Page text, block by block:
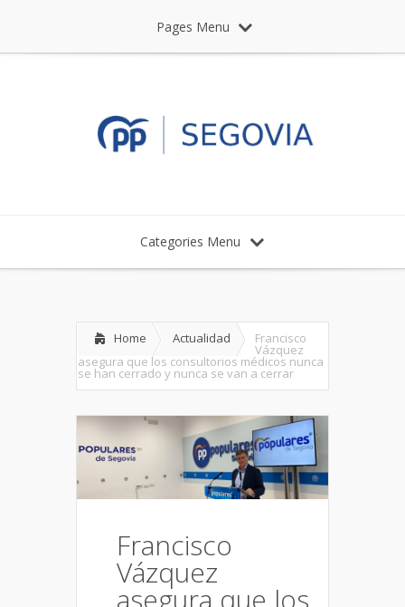
Pages Menu
Categories Menu
Home Actualidad Francisco
Vázquez
asegura que los consultorios médicos nunca
se han cerrado y nunca se van a cerrar
Francisco
Vázquez